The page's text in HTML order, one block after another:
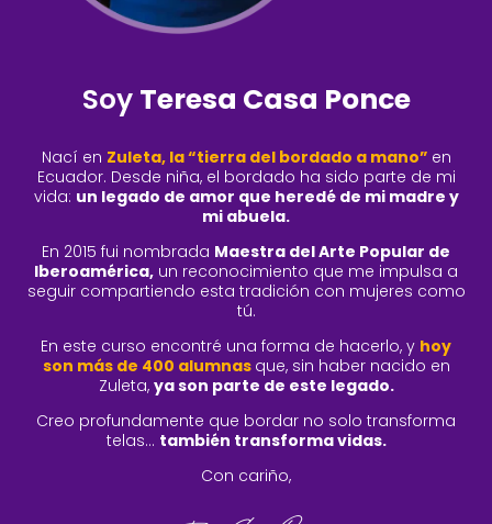
Soy Teresa Casa Ponce
Nací en Zuleta, la “tierra del bordado a mano” en
Ecuador. Desde niña, el bordado ha sido parte de mi
vida: un legado de amor que heredé de mi madre y
mi abuela.
En 2015 fui nombrada Maestra del Arte Popular de
Iberoamérica, un reconocimiento que me impulsa a
seguir compartiendo esta tradición con mujeres como
tú.
En este curso encontré una forma de hacerlo, y hoy
son más de 400 alumnas que,sin haber nacido en
Zuleta, ya son parte de este legado.
Creo profundamente que bordar no solo transforma
telas… también transforma vidas.
Con cariño,